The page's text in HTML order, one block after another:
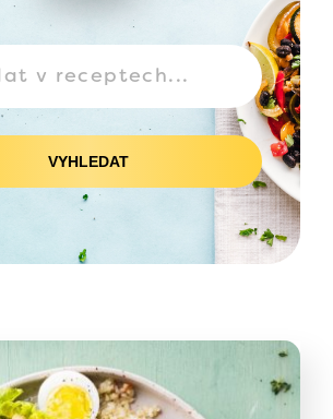
VYHLEDAT